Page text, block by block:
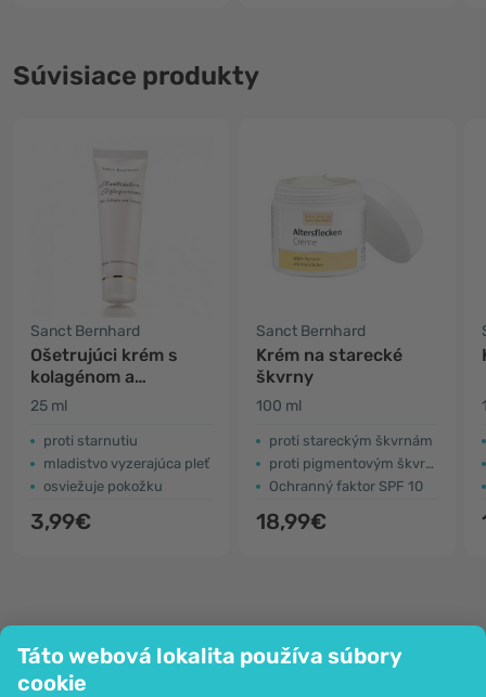
Táto webová lokalita používa súbory
cookie
Súvisiace produkty
Sanct Bernhard
Ošetrujúci krém s
kolagénom a
karoténom
25 ml
proti starnutiu
mladistvo vyzerajúca pleť
osviežuje pokožku
3,99€
Sanct Bernhard
Krém na starecké
škvrny
100 ml
proti stareckým škvrnám
proti pigmentovým škvrnám
Ochranný faktor SPF 10
18,99€
Spoločnosť